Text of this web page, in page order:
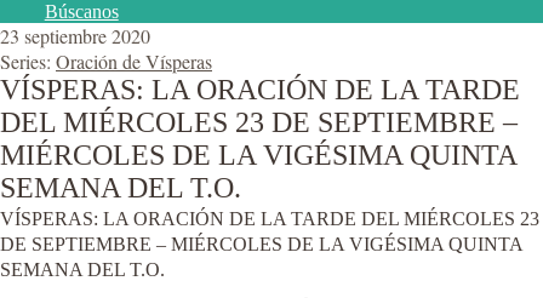
Búscanos
23 septiembre 2020
Series: Oración de Vísperas
VÍSPERAS: LA ORACIÓN DE LA TARDE
DEL MIÉRCOLES 23 DE SEPTIEMBRE –
MIÉRCOLES DE LA VIGÉSIMA QUINTA
SEMANA DEL T.O.
VÍSPERAS: LA ORACIÓN DE LA TARDE DEL MIÉRCOLES 23
DE SEPTIEMBRE – MIÉRCOLES DE LA VIGÉSIMA QUINTA
SEMANA DEL T.O.